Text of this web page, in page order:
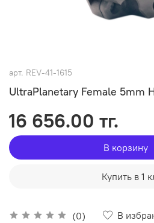
арт. REV-41-1615
UltraPlanetary Female 5mm
(0)
В
16 656.00 тг.
В корзину
Купить в 1